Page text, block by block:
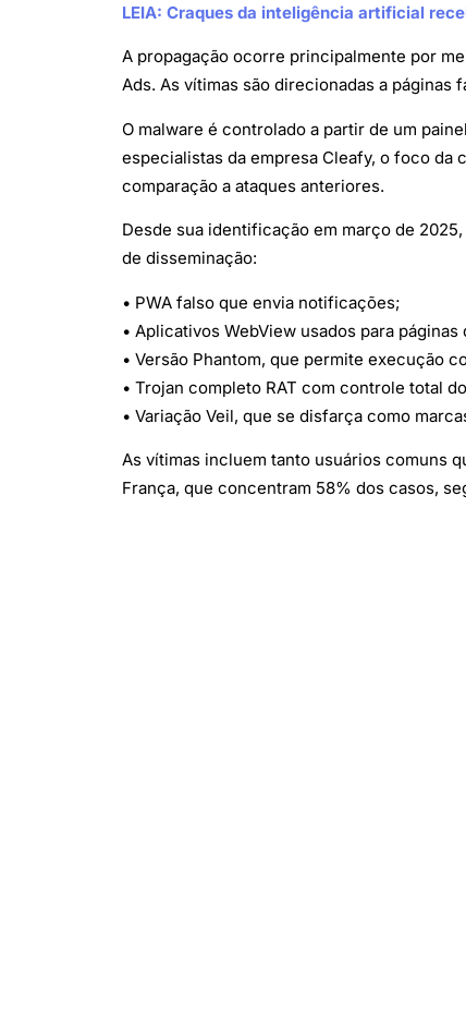
LEIA: Craques da inteligência artificial
A propagação ocorre principalmente por
Ads. As vítimas são direcionadas a páginas
O malware é controlado a partir de um
especialistas da empresa Cleafy, o foco da
comparação a ataques anteriores.
Desde sua identificação em março de
de disseminação:
• PWA falso que envia notificações;
• Aplicativos WebView usados para páginas
• Versão Phantom, que permite execução
• Trojan completo RAT com controle total
• Variação Veil, que se disfarça como
As vítimas incluem tanto usuários comuns
França, que concentram 58% dos casos,